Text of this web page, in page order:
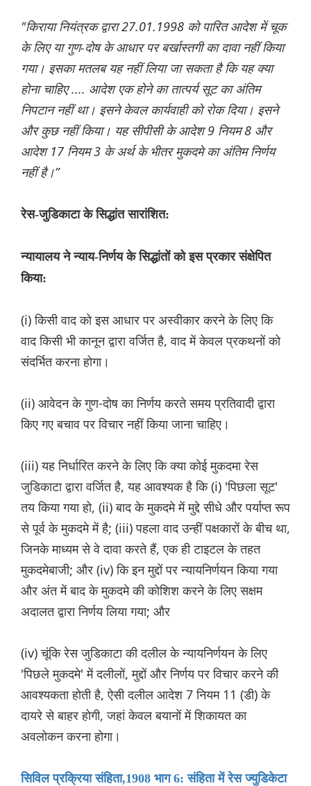
"किराया नियंत्रक द्वारा 27.01.1998 को पारित आदेश में चूक
के लिए या गुण-दोष के आधार पर बर्खास्तगी का दावा नहीं किया
गया। इसका मतलब यह नहीं लिया जा सकता है कि यह क्या
होना चाहिए .... आदेश एक होने का तात्पर्य सूट का अंतिम
निपटान नहीं था। इसने केवल कार्यवाही को रोक दिया। इसने
और कुछ नहीं किया। यह सीपीसी के आदेश 9 नियम 8 और
आदेश 17 नियम 3 के अर्थ के भीतर मुकदमे का अंतिम निर्णय
नहीं है।”
रेस-जुडिकाटा के सिद्धांत सारांशित:
न्यायालय ने न्याय-निर्णय के सिद्धांतों को इस प्रकार संक्षेपित
किया:
(i) किसी वाद को इस आधार पर अस्वीकार करने के लिए कि
वाद किसी भी कानून द्वारा वर्जित है, वाद में केवल प्रकथनों को
संदर्भित करना होगा।
(ii) आवेदन के गुण-दोष का निर्णय करते समय प्रतिवादी द्वारा
किए गए बचाव पर विचार नहीं किया जाना चाहिए।
(iii) यह निर्धारित करने के लिए कि क्या कोई मुकदमा रेस
जुडिकाटा द्वारा वर्जित है, यह आवश्यक है कि (i) 'पिछला सूट'
तय किया गया हो, (ii) बाद के मुकदमे में मुद्दे सीधे और पर्याप्त रूप
से पूर्व के मुकदमे में है; (iii) पहला वाद उन्हीं पक्षकारों के बीच था,
जिनके माध्यम से वे दावा करते हैं, एक ही टाइटल के तहत
मुकदमेबाजी; और (iv) कि इन मुद्दों पर न्यायनिर्णयन किया गया
और अंत में बाद के मुकदमे की कोशिश करने के लिए सक्षम
अदालत द्वारा निर्णय लिया गया; और
(iv) चूंकि रेस जुडिकाटा की दलील के न्यायनिर्णयन के लिए
'पिछले मुकदमे' में दलीलों, मुद्दों और निर्णय पर विचार करने की
आवश्यकता होती है, ऐसी दलील आदेश 7 नियम 11 (डी) के
दायरे से बाहर होगी, जहां केवल बयानों में शिकायत का
अवलोकन करना होगा।
सिविल प्रक्रिया संहिता,1908 भाग 6: संहिता में रेस ज्युडिकेटा